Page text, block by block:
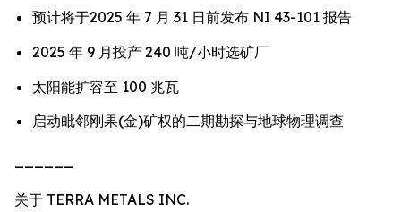
预计将于2025 年 7 月 31 日前发布 NI 43-101 报告
2025 年 9 月投产 240 吨/小时选矿厂
太阳能扩容至 100 兆瓦
启动毗邻刚果(金)矿权的二期勘探与地球物理调查
关于 TERRA METALS INC.